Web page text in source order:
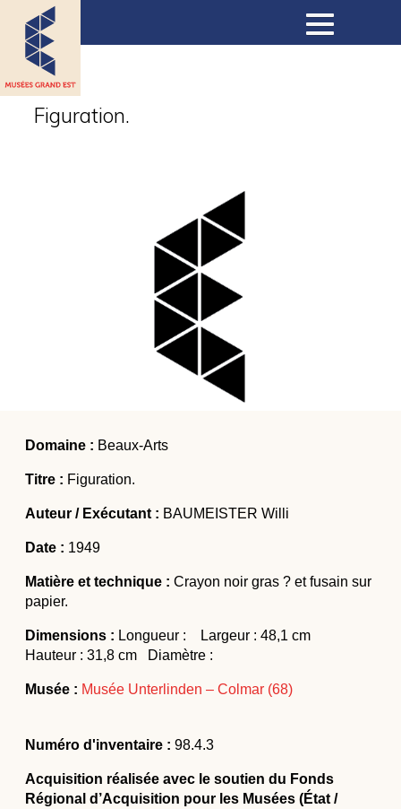
Expositions
Expositions virtuelles
Actualités
Colloques et journées d’études
Figuration.
Domaine : Beaux-Arts
Titre : Figuration.
Auteur / Exécutant : BAUMEISTER Willi
Date : 1949
Matière et technique : Crayon noir gras ? et fusain sur
papier.
Dimensions : Longueur : Largeur : 48,1 cm
Hauteur : 31,8 cm Diamètre :
Musée : Musée Unterlinden – Colmar (68)
Numéro d'inventaire : 98.4.3
Acquisition réalisée avec le soutien du Fonds
Régional d’Acquisition pour les Musées (État /